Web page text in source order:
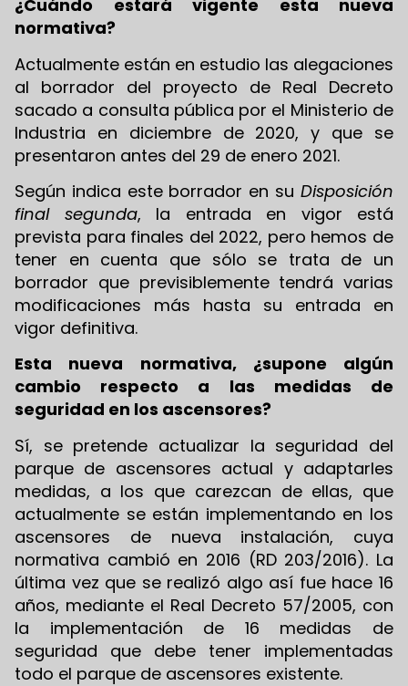
¿Cuándo estará vigente esta nueva
normativa?
Actualmente están en estudio las alegaciones
al borrador del proyecto de Real Decreto
sacado a consulta pública por el Ministerio de
Industria en diciembre de 2020, y que se
presentaron antes del 29 de enero 2021.
Según indica este borrador en su Disposición
final segunda, la entrada en vigor está
prevista para finales del 2022, pero hemos de
tener en cuenta que sólo se trata de un
borrador que previsiblemente tendrá varias
modificaciones más hasta su entrada en
vigor definitiva.
Esta nueva normativa, ¿supone algún
cambio respecto a las medidas de
seguridad en los ascensores?
Sí, se pretende actualizar la seguridad del
parque de ascensores actual y adaptarles
medidas, a los que carezcan de ellas, que
actualmente se están implementando en los
ascensores de nueva instalación, cuya
normativa cambió en 2016 (RD 203/2016). La
última vez que se realizó algo así fue hace 16
años, mediante el Real Decreto 57/2005, con
la implementación de 16 medidas de
seguridad que debe tener implementadas
todo el parque de ascensores existente.